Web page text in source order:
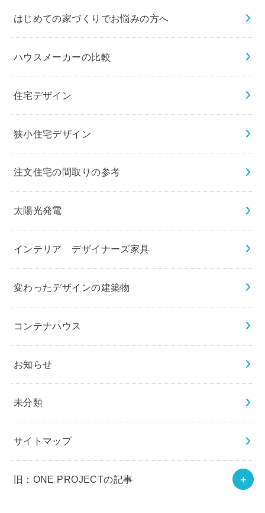
はじめての家づくりでお悩みの方へ
ハウスメーカーの比較
住宅デザイン
狭小住宅デザイン
注文住宅の間取りの参考
太陽光発電
インテリア デザイナーズ家具
変わったデザインの建築物
コンテナハウス
お知らせ
未分類
サイトマップ
旧：ONE PROJECTの記事